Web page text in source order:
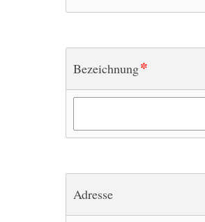
Bezeichnung*
Adresse